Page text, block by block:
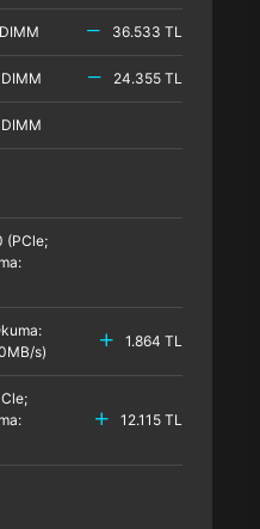
36.533 TL
24.355 TL
(PCle;
s)
1.864 TL
12.115 TL